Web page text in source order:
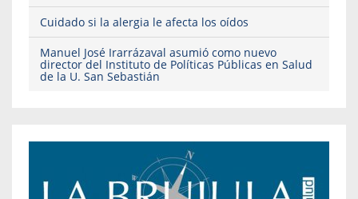
Cuidado si la alergia le afecta los oídos
Manuel José Irarrázaval asumió como nuevo
director del Instituto de Políticas Públicas en Salud
de la U. San Sebastián